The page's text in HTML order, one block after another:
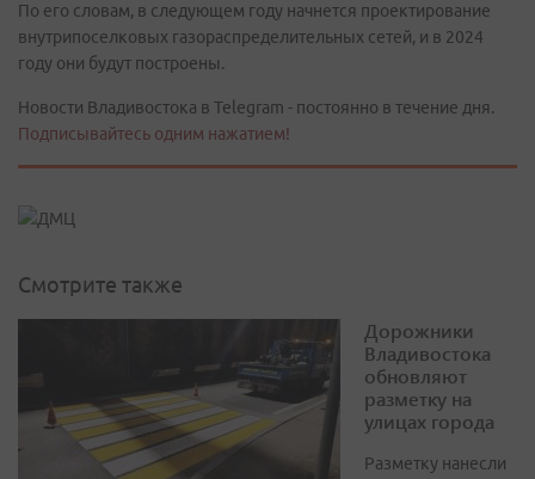
По его словам, в следующем году начнется проектирование
внутрипоселковых газораспределительных сетей, и в 2024
году они будут построены.
Новости Владивостока в Telegram - постоянно в течение дня.
Подписывайтесь одним нажатием!
Смотрите также
Дорожники
Владивостока
обновляют
разметку на
улицах города
Разметку нанесли